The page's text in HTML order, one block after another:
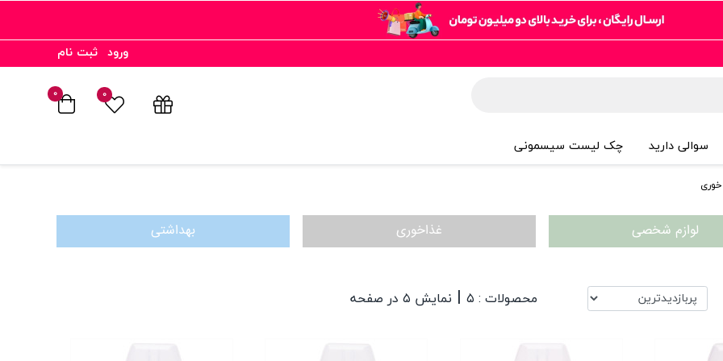
ورود ثبت نام
۰ ۰
سوالی دارید چک لیست سیسمونی
لوازم شخصی غذاخوری بهداشتی
محصولات : ۵ | نمایش ۵ در صفحه